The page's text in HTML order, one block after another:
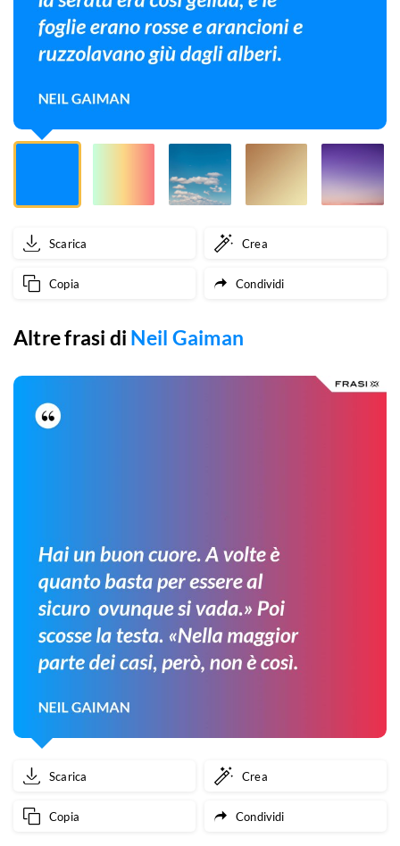
serata
era
così
gelida,
le
foglie
erano
e
arancioni
alberi.
Scarica Crea
Copia Condividi
Altre frasi di Neil Gaiman
Scarica Crea
Copia Condividi